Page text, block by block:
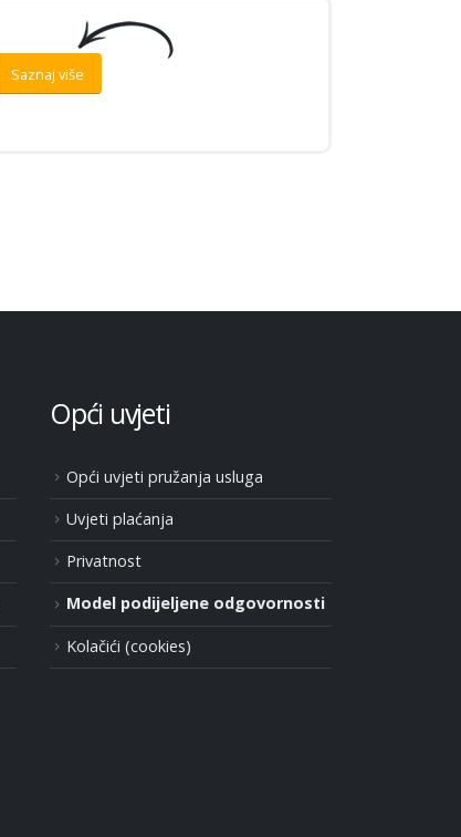
Saznaj više
Opći uvjeti
Opći uvjeti pružanja usluga
Uvjeti plaćanja
Privatnost
Model podijeljene odgovornosti
Kolačići (cookies)